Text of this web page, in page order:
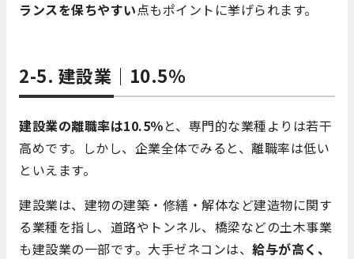
ランスを保ちやすい点もポイントに挙げられます。
2-5. 建設業｜10.5％
建設業の離職率は10.5％と、専門的な業種よりは若干
高めです。しかし、企業全体でみると、離職率は低い
といえます。
建設業は、建物の建築・修繕・解体など建造物に関す
る業種を指し、道路やトンネル、橋梁などの土木事業
も建設業の一部です。大手ゼネコンは、 給与が高く、